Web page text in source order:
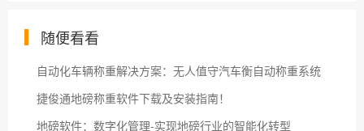
随便看看
自动化车辆称重解决方案：无人值守汽车衡自动称重系统
捷俊通地磅称重软件下载及安装指南！
地磅软件：数字化管理-实现地磅行业的智能化转型